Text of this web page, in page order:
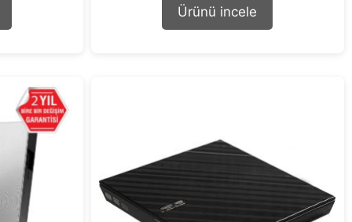
f
Ürünü incele